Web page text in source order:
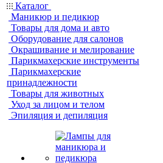
Каталог
Маникюр и педикюр
Товары для дома и авто
Оборудование для салонов
Окрашивание и мелирование
Парикмахерские инструменты
Парикмахерские
принадлежности
Товары для животных
Уход за лицом и телом
Эпиляция и депиляция